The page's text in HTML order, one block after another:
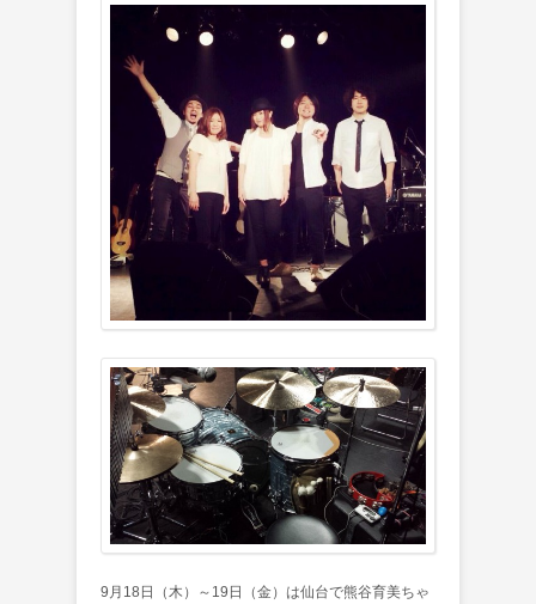
9月18日（木）～19日（金）は仙台で熊谷育美ちゃ